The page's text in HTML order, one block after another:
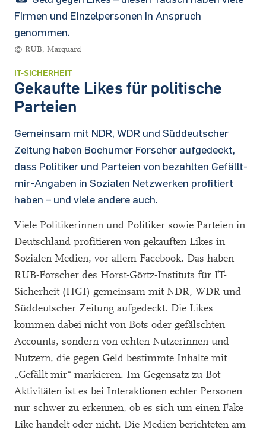
Firmen und Einzelpersonen in Anspruch
genommen.
© RUB, Marquard
IT-SICHERHEIT
Gekaufte Likes für politische
Parteien
Gemeinsam mit NDR, WDR und Süddeutscher
Zeitung haben Bochumer Forscher aufgedeckt,
dass Politiker und Parteien von bezahlten Gefällt-
mir-Angaben in Sozialen Netzwerken profitiert
haben – und viele andere auch.
Viele Politikerinnen und Politiker sowie Parteien in
Deutschland profitieren von gekauften Likes in
Sozialen Medien, vor allem Facebook. Das haben
RUB-Forscher des Horst-Görtz-Instituts für IT-
Sicherheit (HGI) gemeinsam mit NDR, WDR und
Süddeutscher Zeitung aufgedeckt. Die Likes
kommen dabei nicht von Bots oder gefälschten
Accounts, sondern von echten Nutzerinnen und
Nutzern, die gegen Geld bestimmte Inhalte mit
„Gefällt mir“ markieren. Im Gegensatz zu Bot-
Aktivitäten ist es bei Interaktionen echter Personen
nur schwer zu erkennen, ob es sich um einen Fake
Like handelt oder nicht. Die Medien berichteten am